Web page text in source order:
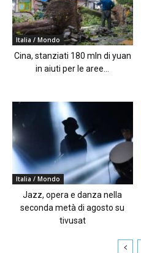
Italia / Mondo
Cina, stanziati 180 mln di yuan
in aiuti per le aree...
Italia / Mondo
Jazz, opera e danza nella
seconda metà di agosto su
tivusat